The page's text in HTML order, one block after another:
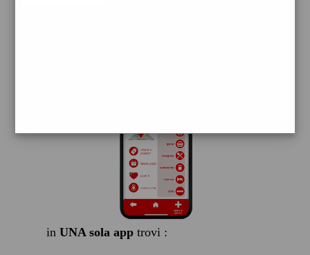
in UNA sola apptrovi :